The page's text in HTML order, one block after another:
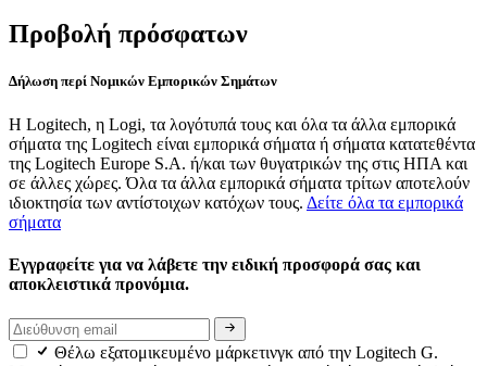
Προβολή πρόσφατων
Δήλωση περί Νομικών Εμπορικών Σημάτων
Η Logitech, η Logi, τα λογότυπά τους και όλα τα άλλα εμπορικά
σήματα της Logitech είναι εμπορικά σήματα ή σήματα κατατεθέντα
της Logitech Europe S.A. ή/και των θυγατρικών της στις ΗΠΑ και
σε άλλες χώρες. Όλα τα άλλα εμπορικά σήματα τρίτων αποτελούν
ιδιοκτησία των αντίστοιχων κατόχων τους. Δείτε όλα τα εμπορικά
σήματα
Εγγραφείτε για να λάβετε την ειδική προσφορά σας και
αποκλειστικά προνόμια.
Θέλω εξατομικευμένο μάρκετινγκ από την Logitech G.